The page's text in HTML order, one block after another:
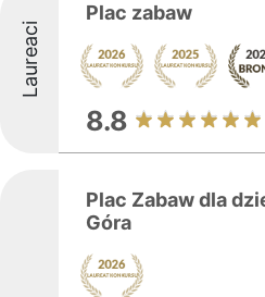
Laureaci
Plac zabaw
8.8
Plac Zabaw dla
Góra